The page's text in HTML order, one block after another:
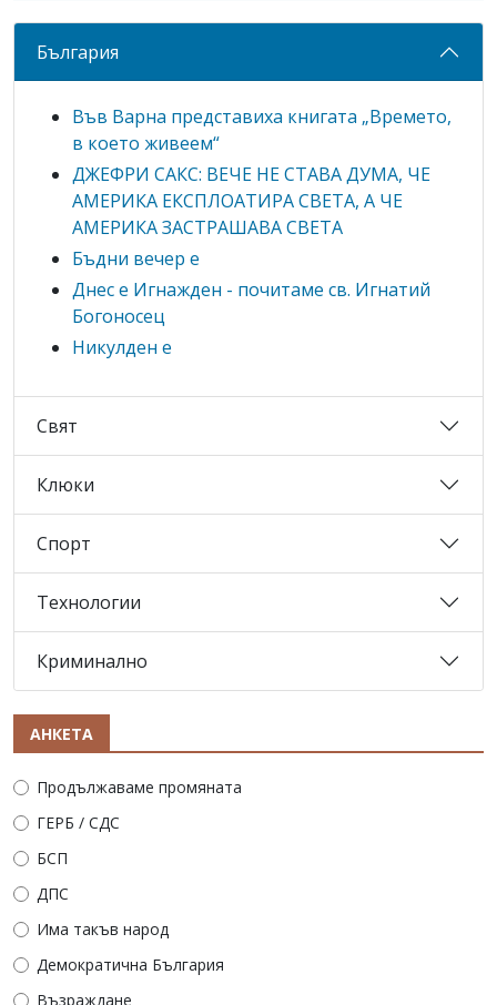
България
Във Варна представиха книгата „Времето,
в което живеем“
ДЖЕФРИ САКС: ВЕЧЕ НЕ СТАВА ДУМА, ЧЕ
АМЕРИКА ЕКСПЛОАТИРА СВЕТА, А ЧЕ
АМЕРИКА ЗАСТРАШАВА СВЕТА
Бъдни вечер е
Днес е Игнажден - почитаме св. Игнатий
Богоносец
Никулден е
Свят
Клюки
Спорт
Технологии
Криминално
АНКЕТА
Продължаваме промяната
ГЕРБ / СДС
БСП
ДПС
Има такъв народ
Демократична България
Възраждане